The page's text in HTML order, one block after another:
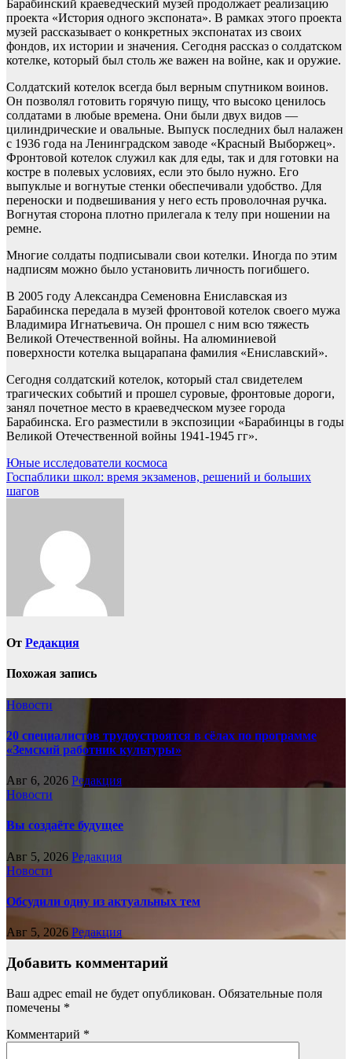
Барабинский краеведческий музей продолжает реализацию
проекта «История одного экспоната». В рамках этого проекта
музей рассказывает о конкретных экспонатах из своих
фондов, их истории и значения. Сегодня рассказ о солдатском
котелке, который был столь же важен на войне, как и оружие.
Солдатский котелок всегда был верным спутником воинов.
Он позволял готовить горячую пищу, что высоко ценилось
солдатами в любые времена. Они были двух видов —
цилиндрические и овальные. Выпуск последних был налажен
с 1936 года на Ленинградском заводе «Красный Выборжец».
Фронтовой котелок служил как для еды, так и для готовки на
костре в полевых условиях, если это было нужно. Его
выпуклые и вогнутые стенки обеспечивали удобство. Для
переноски и подвешивания у него есть проволочная ручка.
Вогнутая сторона плотно прилегала к телу при ношении на
ремне.
Многие солдаты подписывали свои котелки. Иногда по этим
надписям можно было установить личность погибшего.
В 2005 году Александра Семеновна Ениславская из
Барабинска передала в музей фронтовой котелок своего мужа
Владимира Игнатьевича. Он прошел с ним всю тяжесть
Великой Отечественной войны. На алюминиевой
поверхности котелка выцарапана фамилия «Ениславский».
Сегодня солдатский котелок, который стал свидетелем
трагических событий и прошел суровые, фронтовые дороги,
занял почетное место в краеведческом музее города
Барабинска. Его разместили в экспозиции «Барабинцы в годы
Великой Отечественной войны 1941-1945 гг».
Навигация
по
Юные исследователи космоса
Госпаблики школ: время экзаменов, решений и больших
шагов
От Редакция
Похожая запись
Новости
20 специалистов трудоустроятся в сёлах по программе
«Земский работник культуры»
Авг 6, 2026 Редакция
Новости
Вы создаёте будущее
Авг 5, 2026 Редакция
Новости
Обсудили одну из актуальных тем
Авг 5, 2026 Редакция
Добавить комментарий
Ваш адрес email не будет опубликован. Обязательные поля
помечены *
Комментарий *